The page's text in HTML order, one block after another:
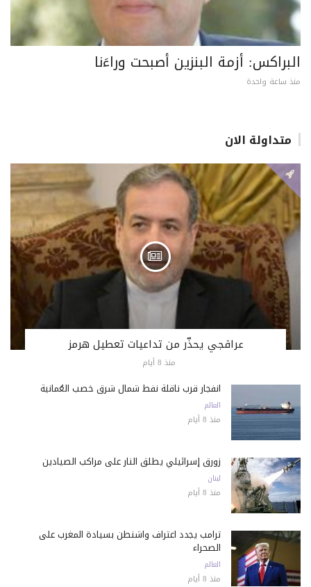
البراكس: أزمة البنزين أصبحت وراءَنا
منذ ساعة واحدة
متداولة الان
عراقجي يحذّر من تداعيات تعطيل هرمز
منذ 8 أيام
انفجار قرب ناقلة نفط شمال شرق خصب العُمانية
العالم
منذ 8 أيام
زورق إسرائيلي يطلق النار على مراكب الصيادين
لبنان
منذ 8 أيام
ترامب يجدد اعتراف واشنطن بسيادة المغرب على
الصحراء
العالم
منذ 8 أيام